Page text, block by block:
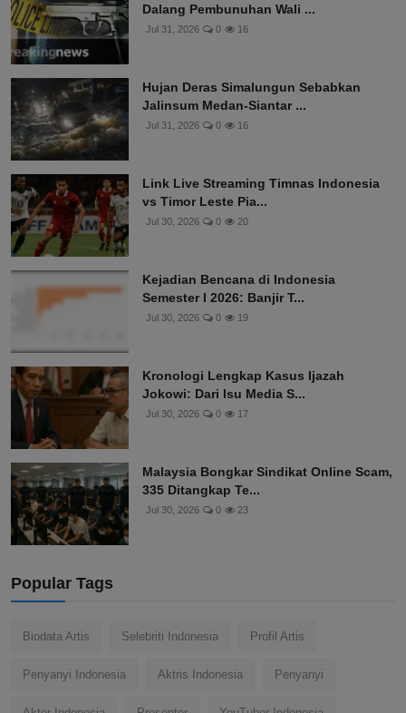
Dalang Pembunuhan Wali ...
Jul 31, 2026 0 16
Hujan Deras Simalungun Sebabkan
Jalinsum Medan-Siantar ...
Jul 31, 2026 0 16
Link Live Streaming Timnas Indonesia
vs Timor Leste Pia...
Jul 30, 2026 0 20
Kejadian Bencana di Indonesia
Semester I 2026: Banjir T...
Jul 30, 2026 0 19
Kronologi Lengkap Kasus Ijazah
Jokowi: Dari Isu Media S...
Jul 30, 2026 0 17
Malaysia Bongkar Sindikat Online Scam,
335 Ditangkap Te...
Jul 30, 2026 0 23
Popular Tags
Biodata Artis Selebriti Indonesia Profil Artis
Penyanyi Indonesia Aktris Indonesia Penyanyi